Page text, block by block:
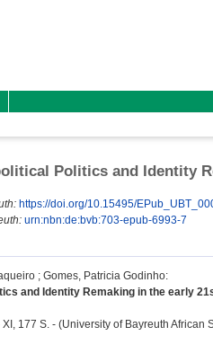
Politics and Identity
https://doi.org/10.15495/
urn:nbn:de:bvb:703-epub-6993-7
; Gomes, Patricia Godinho:
and Identity Remaking in the early
177 S. - (University of Bayreuth African